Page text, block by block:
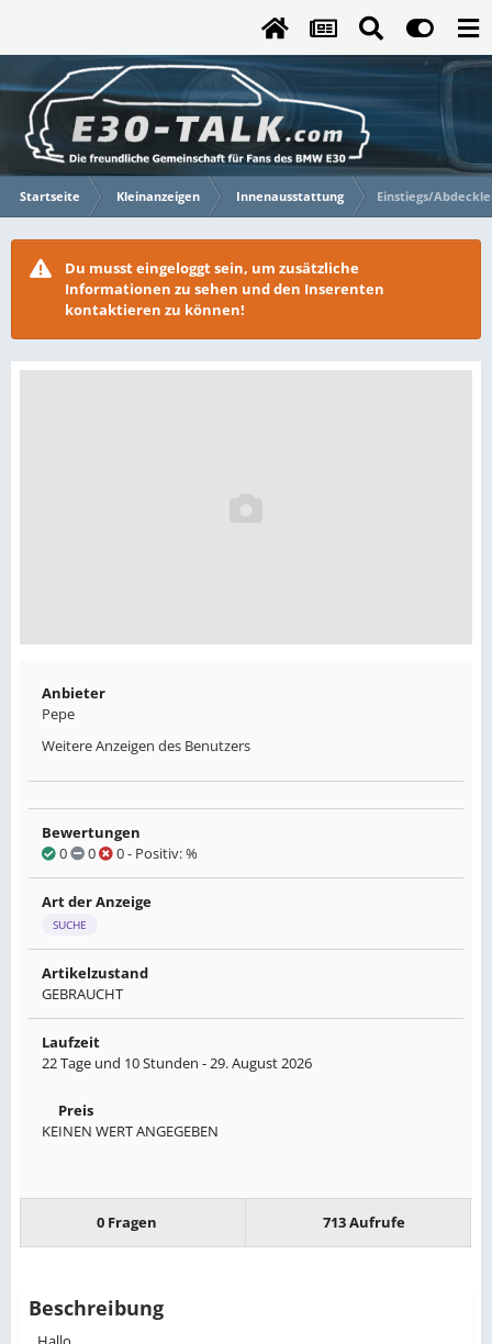
Startseite Kleinanzeigen Innenausstattung Einstiegs/
Du musst eingeloggt sein, um zusätzliche
Informationen zu sehen und den Inserenten
kontaktieren zu können!
Anbieter
Pepe
Weitere Anzeigen des Benutzers
Bewertungen
0
0 0- Positiv: %
Art der Anzeige
SUCHE
Artikelzustand
GEBRAUCHT
Laufzeit
22 Tage und 10 Stunden - 29. August 2026
Preis
KEINEN WERT ANGEGEBEN
0 Fragen 713 Aufrufe
Beschreibung